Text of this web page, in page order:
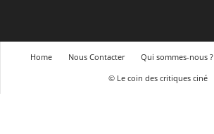
Home Nous Contacter Qui sommes-nous ?
© Le coin des critiques ciné